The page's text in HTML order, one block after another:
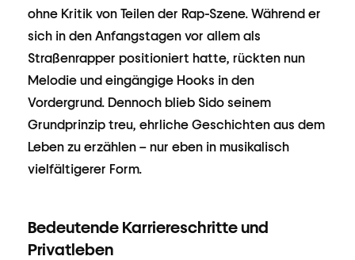
ohne Kritik von Teilen der Rap-Szene. Während er
sich in den Anfangstagen vor allem als
Straßenrapper positioniert hatte, rückten nun
Melodie und eingängige Hooks in den
Vordergrund. Dennoch blieb Sido seinem
Grundprinzip treu, ehrliche Geschichten aus dem
Leben zu erzählen – nur eben in musikalisch
vielfältigerer Form.
Bedeutende Karriereschritte und
Privatleben